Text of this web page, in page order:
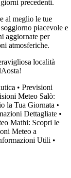
precedenti.
al meglio le tue
piacevole e
aggiornate per
atmosferiche.
località
• Previsioni
Meteo Salò:
la Tua Giornata •
Dettagliate •
Mathi: Scopri le
Meteo a
Utili •